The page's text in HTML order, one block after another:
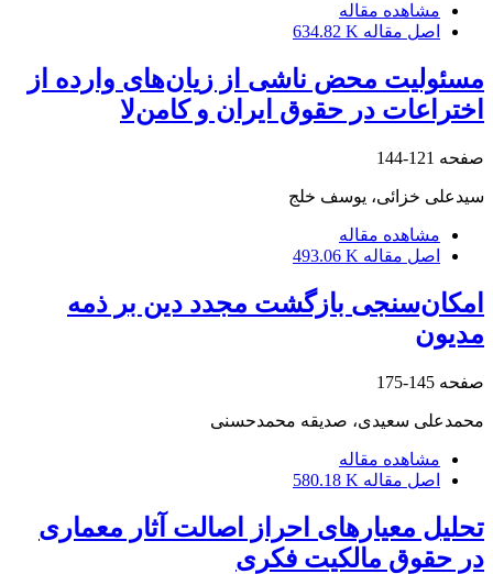
مشاهده مقاله
اصل مقاله 634.82 K
مسئولیت محض ناشی از زیان‌های وارده از
اختراعات در حقوق ایران و کامن‌لا
صفحه 121-144
سیدعلی خزائی، یوسف خلج
مشاهده مقاله
اصل مقاله 493.06 K
امکان‌سنجی بازگشت مجدد دین بر ذمه
مدیون
صفحه 145-175
محمدعلی سعیدی، صدیقه محمدحسنی
مشاهده مقاله
اصل مقاله 580.18 K
تحلیل معیارهای احراز اصالت آثار معماری
در حقوق مالکیت فکری